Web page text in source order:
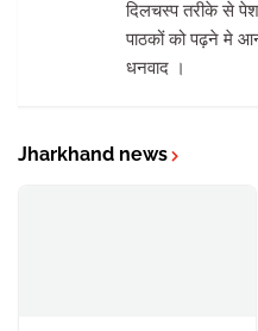
दिलचस्प तरीके से
पाठकों को पढ़ने मे
धनवाद ।
Jharkhand news